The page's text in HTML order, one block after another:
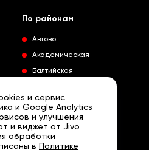
По районам
Автово
Академическая
Балтийская
Выборгская
Гражданский проспект
Девяткино
и сервис
и Google Analytics
и улучшения
и виджет от Jivo
обработки
в Политике